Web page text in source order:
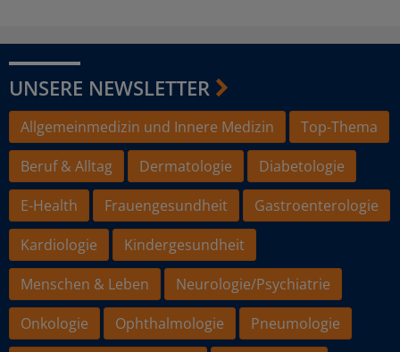
UNSERE NEWSLETTER
Allgemeinmedizin und Innere Medizin
Top-Thema
Beruf & Alltag
Dermatologie
Diabetologie
E-Health
Frauengesundheit
Gastroenterologie
Kardiologie
Kindergesundheit
Menschen & Leben
Neurologie/Psychiatrie
Onkologie
Ophthalmologie
Pneumologie